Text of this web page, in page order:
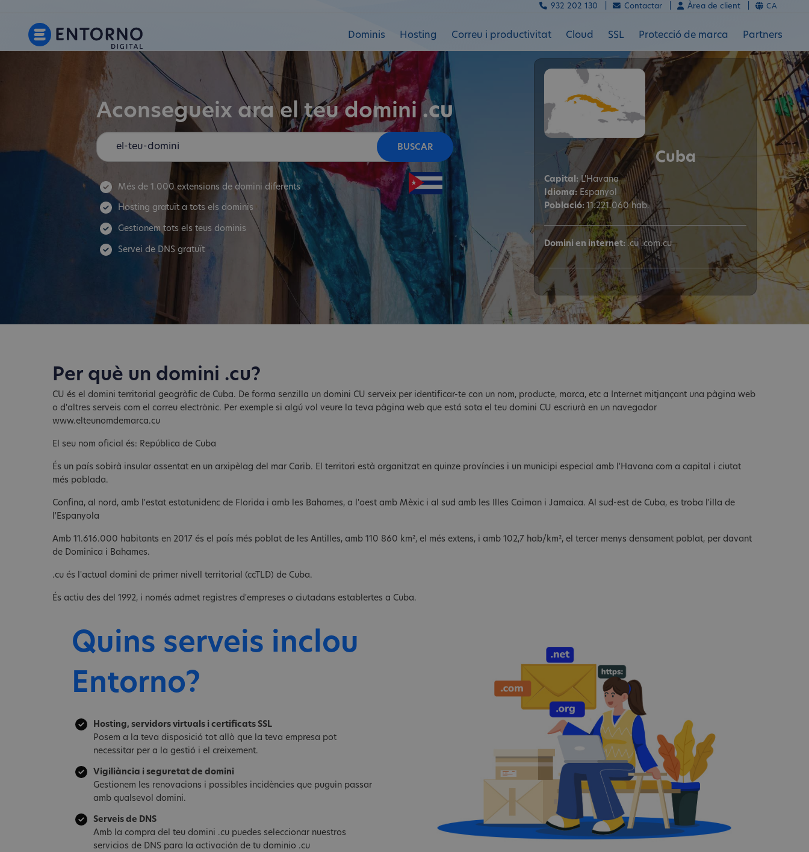
Dominis Hosting Correu i productivitat Cloud SSL Protecció de marca Partners
932 202 130 | Contactar | Àrea de client | CA
Aconsegueix ara el teu domini.cu
BUSCAR
Més de 1.000 extensions de domini diferents
Hosting gratuït a tots els dominis
Gestionem tots els teus dominis
Servei de DNS gratuït
Cuba
Capital: L'Havana
Idioma: Espanyol
Població: 11.221.060 hab.
Domini en internet: .cu .com.cu
Per què un domini .cu?
CU és el domini territorial geogràfic de Cuba. De forma senzilla un domini CU serveix per identificar-te con un nom, producte, marca, etc a Internet mitjançant una pàgina web
o d'altres serveis com el correu electrònic. Per exemple si algú vol veure la teva pàgina web que está sota el teu domini CU escriurà en un navegador
www.elteunomdemarca.cu
El seu nom oficial és: República de Cuba
És un país sobirà insular assentat en un arxipèlag del mar Carib. El territori està organitzat en quinze províncies i un municipi especial amb l'Havana com a capital i ciutat
més poblada.
Confina, al nord, amb l'estat estatunidenc de Florida i amb les Bahames, a l'oest amb Mèxic i al sud amb les Illes Caiman i Jamaica. Al sud-est de Cuba, es troba l'illa de
l'Espanyola
Amb 11.616.000 habitants en 2017 és el país més poblat de les Antilles, amb 110 860 km², el més extens, i amb 102,7 hab/km², el tercer menys densament poblat, per davant
de Dominica i Bahames.
.cu és l'actual domini de primer nivell territorial (ccTLD) de Cuba.
És actiu des del 1992, i només admet registres d'empreses o ciutadans establertes a Cuba.
Quins serveis inclou
Entorno?
Hosting, servidors virtuals i certificats SSL
Posem a la teva disposició tot allò que la teva empresa pot
necessitar per a la gestió i el creixement.
Vigiliància i seguretat de domini
Gestionem les renovacions i possibles incidències que puguin passar
amb qualsevol domini.
Serveis de DNS
Amb la compra del teu domini .cu puedes seleccionar nuestros
servicios de DNS para la activación de tu dominio .cu